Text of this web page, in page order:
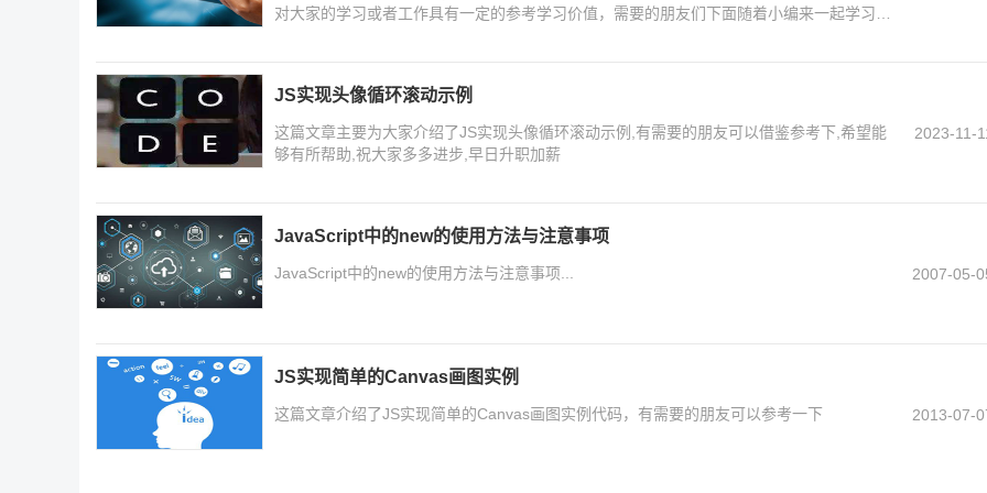
对大家的学习或者工作具有一定的参考学习价值，需要的朋友们下面随着小编来一起学习学
JS实现头像循环滚动示例
这篇文章主要为大家介绍了JS实现头像循环滚动示例,有需要的朋友可以借鉴参考下,希望能
够有所帮助,祝大家多多进步,早日升职加薪
2023-11-
JavaScript中的new的使用方法与注意事项
JavaScript中的new的使用方法与注意事项... 2007-05-
JS实现简单的Canvas画图实例
这篇文章介绍了JS实现简单的Canvas画图实例代码，有需要的朋友可以参考一下 2013-07-